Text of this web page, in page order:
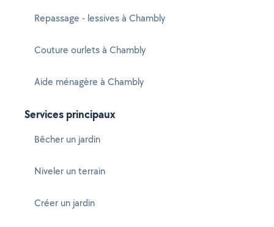
Repassage - lessives à Chambly
Couture ourlets à Chambly
Aide ménagère à Chambly
Services principaux
Bêcher un jardin
Niveler un terrain
Créer un jardin